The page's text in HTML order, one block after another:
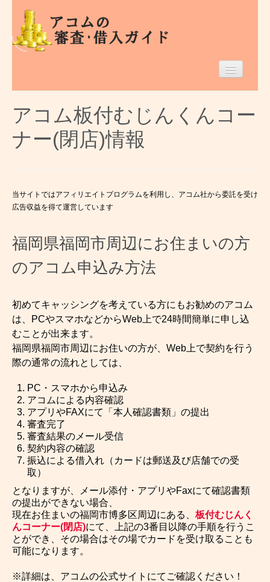
Home
福岡県のアコム
アコム板付むじんくんコー
ナー(閉店)情報
当サイトではアフィリエイトプログラムを利用し、アコム社から委託を受け
広告収益を得て運営しています
福岡県福岡市周辺にお住まいの方
のアコム申込み方法
初めてキャッシングを考えている方にもお勧めのアコム
は、PCやスマホなどからWeb上で24時間簡単に申し込
むことが出来ます。
福岡県福岡市周辺にお住いの方が、Web上で契約を行う
際の通常の流れとしては、
PC・スマホから申込み
アコムによる内容確認
アプリやFAXにて「本人確認書類」の提出
審査完了
審査結果のメール受信
契約内容の確認
振込による借入れ（カードは郵送及び店舗での受
取）
となりますが、メール添付・アプリやFaxにて確認書類
の提出ができない場合、
現在お住まいの福岡市博多区周辺にある、 板付むじんく
んコーナー(閉店)にて、上記の3番目以降の手順を行うこ
とができ、その場合はその場でカードを受け取ることも
可能になります。
※詳細は、アコムの公式サイトにてご確認ください！